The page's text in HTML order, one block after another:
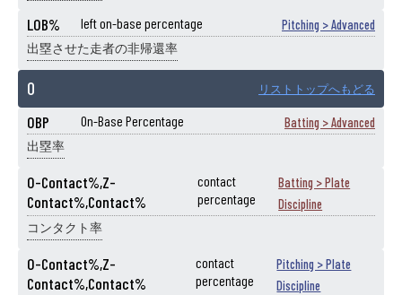
LOB% left on-base percentage Pitching > Advanced
出塁させた走者の非帰還率
O リストトップへもどる
OBP On-Base Percentage Batting > Advanced
出塁率
O-Contact%,Z-
Contact%,Contact%
contact
percentage
Batting > Plate
Discipline
コンタクト率
O-Contact%,Z-
Contact%,Contact%
contact
percentage
Pitching > Plate
Discipline